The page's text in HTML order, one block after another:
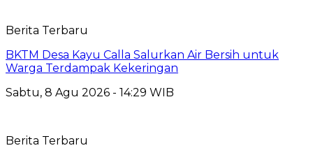
Berita Terbaru
BKTM Desa Kayu Calla Salurkan Air Bersih untuk
Warga Terdampak Kekeringan
Sabtu, 8 Agu 2026 - 14:29 WIB
Berita Terbaru